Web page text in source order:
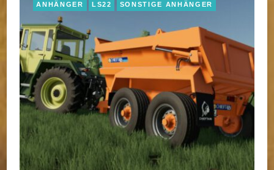
ANHÄNGER LS22 SONSTIGE ANHÄNGER